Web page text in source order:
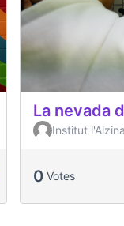
al Canòdrom
La nevada
Institut l'Alzina
0 Votes